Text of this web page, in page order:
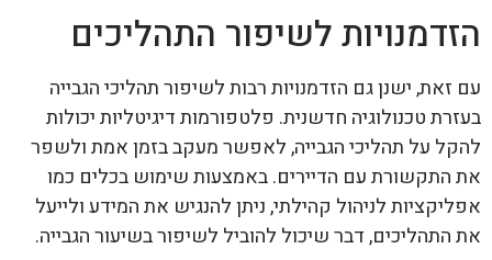
הזדמנויות לשיפור התהליכים
עם זאת, ישנן גם הזדמנויות רבות לשיפור תהליכי הגבייה
בעזרת טכנולוגיה חדשנית. פלטפורמות דיגיטליות יכולות
להקל על תהליכי הגבייה, לאפשר מעקב בזמן אמת ולשפר
את התקשורת עם הדיירים. באמצעות שימוש בכלים כמו
אפליקציות לניהול קהילתי, ניתן להנגיש את המידע ולייעל
את התהליכים, דבר שיכול להוביל לשיפור בשיעור הגבייה.